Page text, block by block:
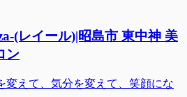
(レイール)|昭島市 東中神 美
ン
変えて、気分を変えて、笑顔にな